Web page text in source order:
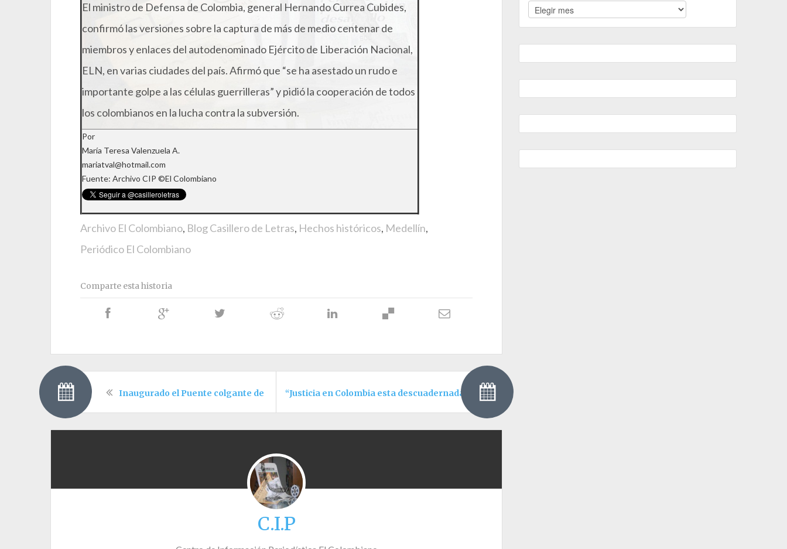
El ministro de Defensa de Colombia, general Hernando Currea Cubides,
confirmó las versiones sobre la captura de más de medio centenar de
miembros y enlaces del autodenominado Ejército de Liberación Nacional,
ELN, en varias ciudades del país. Afirmó que “se ha asestado un rudo e
importante golpe a las células guerrilleras” y pidió la cooperación de todos
los colombianos en la lucha contra la subversión.
Por
María Teresa Valenzuela A.
mariatval@hotmail.com
Fuente: Archivo CIP ©El Colombiano
Archivo El Colombiano, Blog Casillero de Letras, Hechos históricos, Medellín,
Periódico El Colombiano
Comparte esta historia
Inaugurado el Puente colgante de Occidente“Justicia en Colombia esta descuadernada”: Carlos Lleras R.
C.I.P